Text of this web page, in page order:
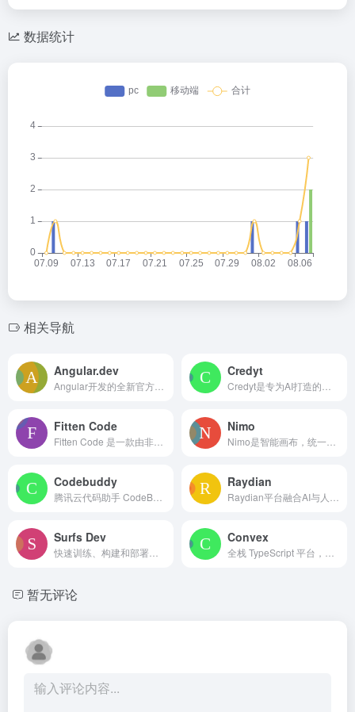
数据统计
相关导航
Angular.dev Credyt
Fitten Code Nimo
Codebuddy Raydian
Surfs Dev Convex
暂无评论